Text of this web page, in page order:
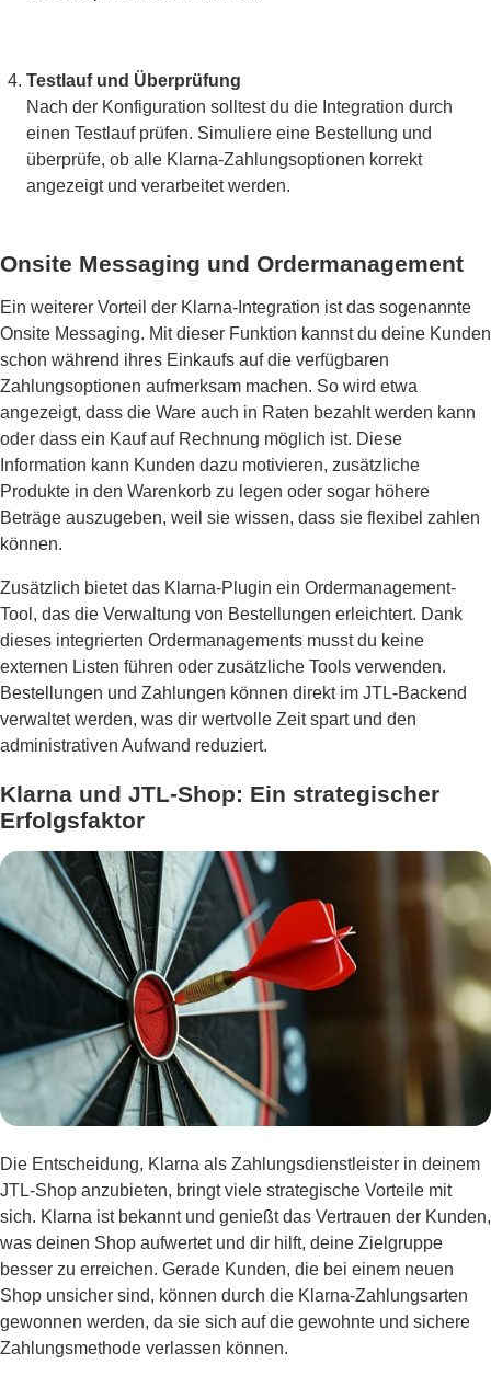
Testlauf und Überprüfung
Nach der Konfiguration solltest du die Integration durch
einen Testlauf prüfen. Simuliere eine Bestellung und
überprüfe, ob alle Klarna-Zahlungsoptionen korrekt
angezeigt und verarbeitet werden.
Onsite Messaging und Ordermanagement
Ein weiterer Vorteil der Klarna-Integration ist das sogenannte
Onsite Messaging. Mit dieser Funktion kannst du deine Kunden
schon während ihres Einkaufs auf die verfügbaren
Zahlungsoptionen aufmerksam machen. So wird etwa
angezeigt, dass die Ware auch in Raten bezahlt werden kann
oder dass ein Kauf auf Rechnung möglich ist. Diese
Information kann Kunden dazu motivieren, zusätzliche
Produkte in den Warenkorb zu legen oder sogar höhere
Beträge auszugeben, weil sie wissen, dass sie flexibel zahlen
können.
Zusätzlich bietet das Klarna-Plugin ein Ordermanagement-
Tool, das die Verwaltung von Bestellungen erleichtert. Dank
dieses integrierten Ordermanagements musst du keine
externen Listen führen oder zusätzliche Tools verwenden.
Bestellungen und Zahlungen können direkt im JTL-Backend
verwaltet werden, was dir wertvolle Zeit spart und den
administrativen Aufwand reduziert.
Klarna und JTL-Shop: Ein strategischer
Erfolgsfaktor
Die Entscheidung, Klarna als Zahlungsdienstleister in deinem
JTL-Shop anzubieten, bringt viele strategische Vorteile mit
sich. Klarna ist bekannt und genießt das Vertrauen der Kunden,
was deinen Shop aufwertet und dir hilft, deine Zielgruppe
besser zu erreichen. Gerade Kunden, die bei einem neuen
Shop unsicher sind, können durch die Klarna-Zahlungsarten
gewonnen werden, da sie sich auf die gewohnte und sichere
Zahlungsmethode verlassen können.